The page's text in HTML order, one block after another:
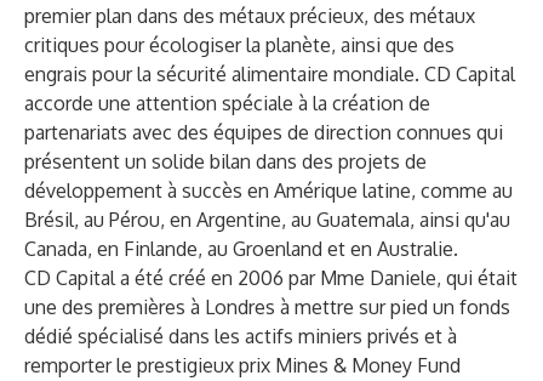
premier plan dans des métaux précieux, des métaux
critiques pour écologiser la planète, ainsi que des
engrais pour la sécurité alimentaire mondiale. CD Capital
accorde une attention spéciale à la création de
partenariats avec des équipes de direction connues qui
présentent un solide bilan dans des projets de
développement à succès en Amérique latine, comme au
Brésil, au Pérou, en Argentine, au Guatemala, ainsi qu'au
Canada, en Finlande, au Groenland et en Australie.
CD Capital a été créé en 2006 par Mme Daniele, qui était
une des premières à Londres à mettre sur pied un fonds
dédié spécialisé dans les actifs miniers privés et à
remporter le prestigieux prix Mines & Money Fund